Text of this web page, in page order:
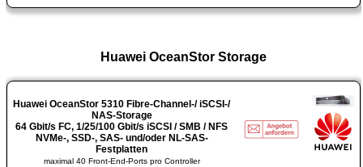
Huawei OceanStor Storage
Huawei OceanStor 5310 Fibre-Channel-/ iSCSI-/
NAS-Storage
64 Gbit/s FC, 1/25/100 Gbit/s iSCSI / SMB / NFS
NVMe-, SSD-, SAS- und/oder NL-SAS-
Festplatten
maximal 40 Front-End-Ports pro Controller